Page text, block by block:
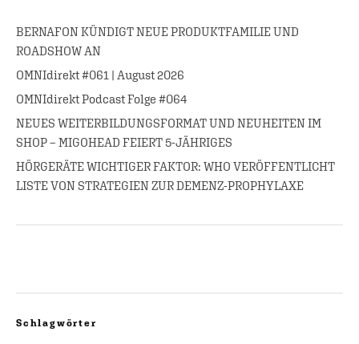
BERNAFON KÜNDIGT NEUE PRODUKTFAMILIE UND
ROADSHOW AN
OMNIdirekt #061 | August 2026
OMNIdirekt Podcast Folge #064
NEUES WEITERBILDUNGSFORMAT UND NEUHEITEN IM
SHOP – MIGOHEAD FEIERT 5-JÄHRIGES
HÖRGERÄTE WICHTIGER FAKTOR: WHO VERÖFFENTLICHT
LISTE VON STRATEGIEN ZUR DEMENZ-PROPHYLAXE
Schlagwörter